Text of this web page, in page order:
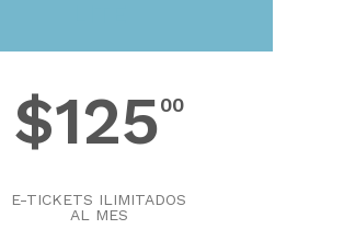
$12500
E-TICKETS ILIMITADOS
AL MES